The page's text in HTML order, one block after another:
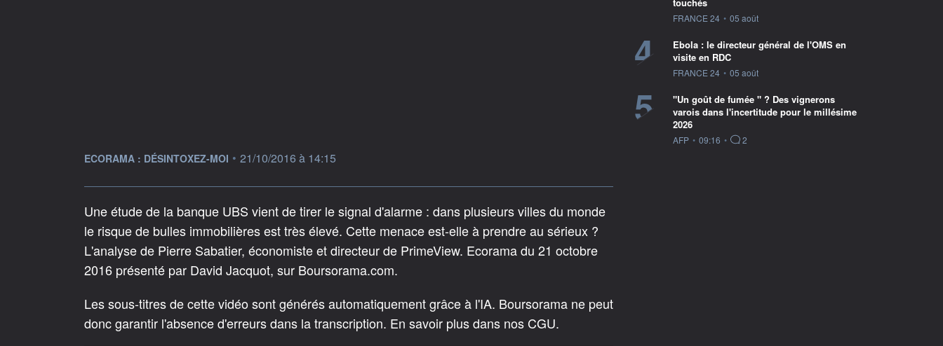
information fournie par
ECORAMA : DÉSINTOXEZ-MOI • 21/10/2016 à 14:15
Une étude de la banque UBS vient de tirer le signal d'alarme : dans plusieurs villes du monde
le risque de bulles immobilières est très élevé. Cette menace est-elle à prendre au sérieux ?
L'analyse de Pierre Sabatier, économiste et directeur de PrimeView. Ecorama du 21 octobre
2016 présenté par David Jacquot, sur Boursorama.com.
Les sous-titres de cette vidéo sont générés automatiquement grâce à l'IA. Boursorama ne peut
donc garantir l'absence d'erreurs dans la transcription. En savoir plus dans nos CGU.
information fournie par
FRANCE 24 • 05 août
4
Ebola : le directeur général de l'OMS en
visite en RDC
information fournie par
FRANCE 24 • 05 août
5
"Un goût de fumée " ? Des vignerons
varois dans l'incertitude pour le millésime
2026
information fournie par
AFP • 09:16 • 2